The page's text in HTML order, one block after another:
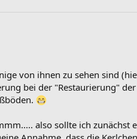
von ihnen zu sehen sind
bei der "Restaurierung"
also sollte ich zunächst